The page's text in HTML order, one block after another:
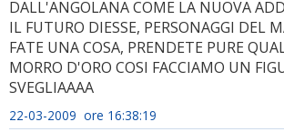
DALL'ANGOLANA COME LA NUOVA
IL FUTURO DIESSE, PERSONAGGI DEL
FATE UNA COSA, PRENDETE PURE
MORRO D'ORO COSI FACCIAMO UN
SVEGLIAAAA
22-03-2009 ore 16:38:19